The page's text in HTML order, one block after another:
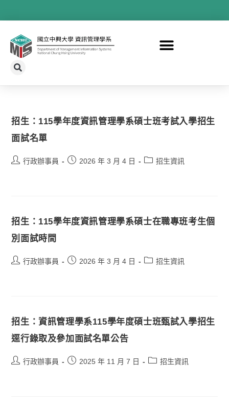
招生：115學年度資訊管理學系碩士班考試入學招生
面試名單
行政辦事員 2026 年 3 月 4 日 招生資訊
招生：115學年度資訊管理學系碩士在職專班考生個
別面試時間
行政辦事員 2026 年 3 月 4 日 招生資訊
招生：資訊管理學系115學年度碩士班甄試入學招生
逕行錄取及參加面試名單公告
行政辦事員 2025 年 11 月 7 日 招生資訊